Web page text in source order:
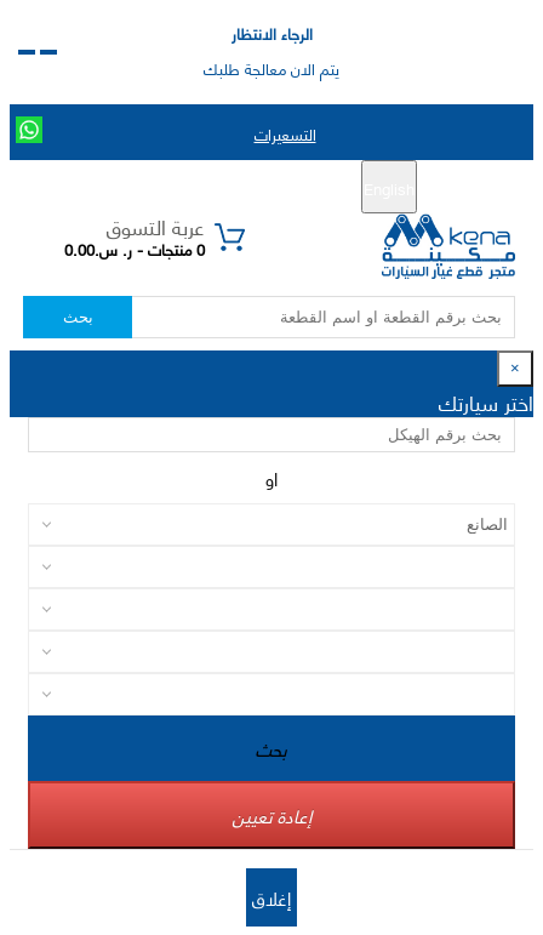
الرجاء الانتظار
يتم الان معالجة طلبك
التسعيرات
عربة التسوق
0 منتجات - ر. س.0.00
بحث
×
اختر سيارتك
او
بحث
إعادة تعيين
إغلاق